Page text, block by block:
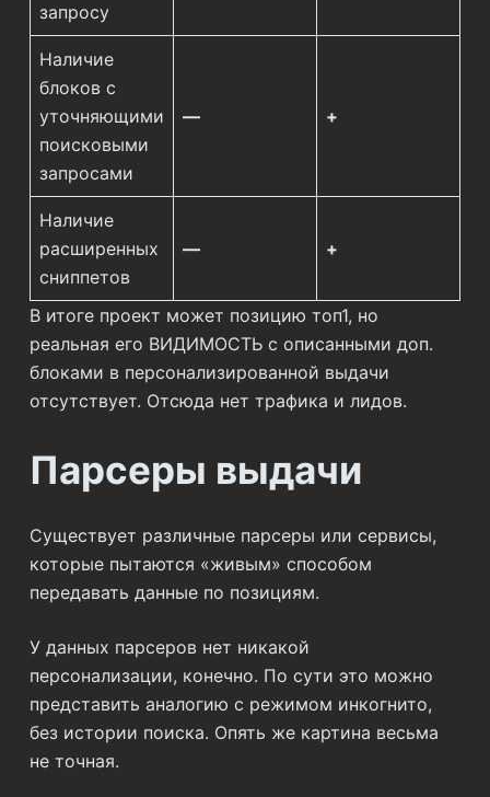
запросу
Наличие
блоков с
уточняющими
поисковыми
запросами
— +
Наличие
расширенных
сниппетов
— +
В итоге проект может позицию топ1, но
реальная его ВИДИМОСТЬ с описанными доп.
блоками в персонализированной выдачи
отсутствует. Отсюда нет трафика и лидов.
Парсеры выдачи
Существует различные парсеры или сервисы,
которые пытаются «живым» способом
передавать данные по позициям.
У данных парсеров нет никакой
персонализации, конечно. По сути это можно
представить аналогию с режимом инкогнито,
без истории поиска. Опять же картина весьма
не точная.